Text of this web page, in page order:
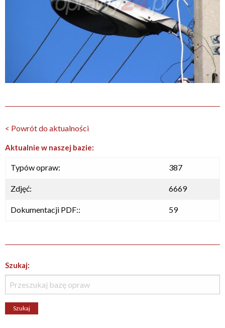
< Powrót do aktualności
Aktualnie w naszej bazie:
Typów opraw: 387
Zdjęć: 6669
Dokumentacji PDF:: 59
Szukaj: